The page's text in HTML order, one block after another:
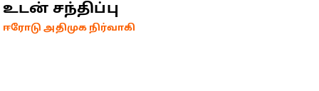
உடன் சந்திப்பு
ஈரோடு அதிமுக நிர்வாகி